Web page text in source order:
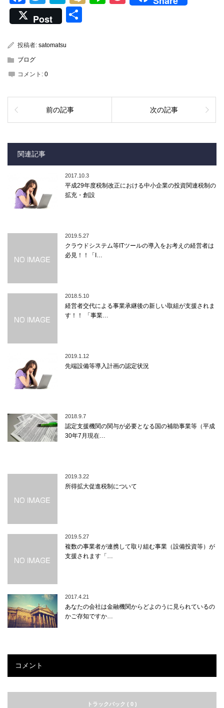
Post
投稿者: satomatsu
ブログ
コメント: 0
前の記事 次の記事
関連記事
2017.10.3
平成29年度税制改正における中小企業の投資関連税制の
拡充・創設
2019.5.27
クラウドシステム等ITツールの導入をお考えの経営者は
必見！！「I…
2018.5.10
経営者交代による事業承継後の新しい取組が支援されま
す！！ 「事業…
2019.1.12
先端設備等導入計画の認定状況
2018.9.7
認定支援機関の関与が必要となる国の補助事業等（平成
30年7月現在…
2019.3.22
所得拡大促進税制について
2019.5.27
複数の事業者が連携して取り組む事業（設備投資等）が
支援されます「…
2017.4.21
あなたの会社は金融機関からどよのうに見られているの
かご存知ですか…
コメント
トラックバック ( 0 )